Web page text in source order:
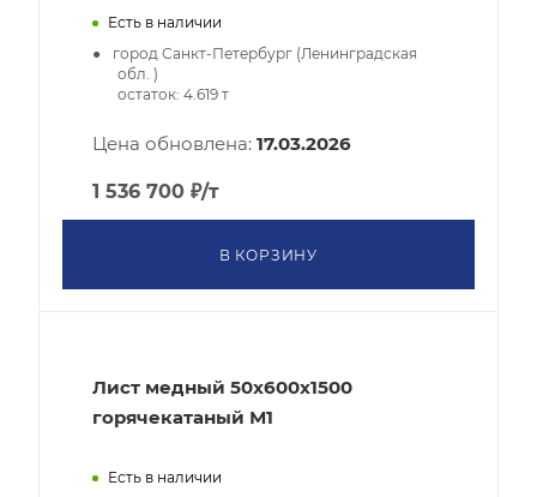
Есть в наличии
город Санкт-Петербург (Ленинградская
обл. )
остаток: 4.619 т
Цена обновлена: 17.03.2026
1 536 700 ₽/т
В КОРЗИНУ
Лист медный 50х600х1500
горячекатаный М1
Есть в наличии